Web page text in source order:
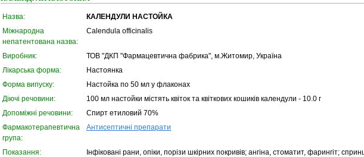
Назва:
КАЛЕНДУЛИ НАСТОЙКА
Міжнародна
непатентована назва:
Calendula officinalis
Виробник:
ТОВ "ДКП "Фармацевтична фабрика", м.Житомир, Україна
Лікарська форма:
Настоянка
Форма випуску:
Настойка по 50 мл у флаконах
Діючі речовини:
100 мл настойки містять квіток та квіткових кошиків календули - 10.0 г
Допоміжні речовини:
Спирт етиловий 70%
Фармакотерапевтична
група:
Антисептичні препарати
Показання:
Інфіковані рани, опіки, порізи шкірних покривів; ангіна, стоматит, фарингіт;